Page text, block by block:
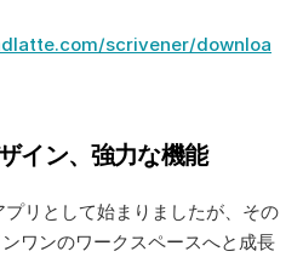
scrivener/downloa
イン、強力な機能
リとして始まりましたが、その
ワンのワークスペースへと成長